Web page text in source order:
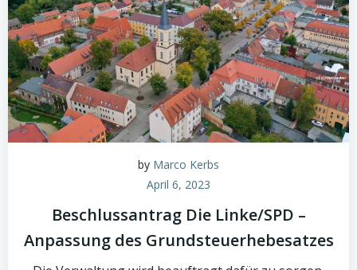
by Marco Kerbs
April 6, 2023
Beschlussantrag Die Linke/SPD –
Anpassung des Grundsteuerhebesatzes